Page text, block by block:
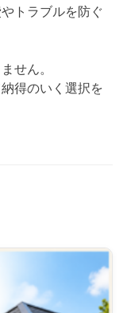
トラブルを防ぐ
せん。
得のいく選択を